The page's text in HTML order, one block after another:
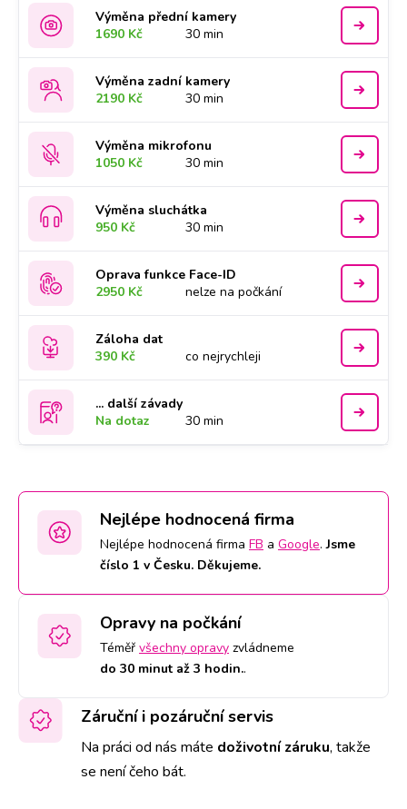
Výměna přední kamery
1690 Kč
30 min
Výměna zadní kamery
2190 Kč
30 min
Výměna mikrofonu
1050 Kč
30 min
Výměna sluchátka
950 Kč
30 min
Oprava funkce Face-ID
2950 Kč
nelze na počkání
Záloha dat
390 Kč
co nejrychleji
... další závady
Na dotaz
30 min
Nejlépe hodnocená firma
Nejlépe hodnocená firma FB a Google.Jsme
číslo 1 v Česku. Děkujeme.
Opravy na počkání
Téměř všechny opravy zvládneme
do 30 minut až 3 hodin..
Záruční i pozáruční servis
Na práci od nás máte doživotní záruku, takže
se není čeho bát.